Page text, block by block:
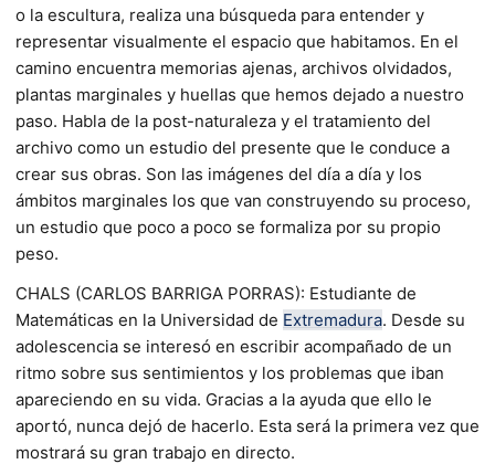
o la escultura, realiza una búsqueda para entender y
representar visualmente el espacio que habitamos. En el
camino encuentra memorias ajenas, archivos olvidados,
plantas marginales y huellas que hemos dejado a nuestro
paso. Habla de la post-naturaleza y el tratamiento del
archivo como un estudio del presente que le conduce a
crear sus obras. Son las imágenes del día a día y los
ámbitos marginales los que van construyendo su proceso,
un estudio que poco a poco se formaliza por su propio
peso.
CHALS (CARLOS BARRIGA PORRAS): Estudiante de
Matemáticas en la Universidad de Extremadura. Desde su
adolescencia se interesó en escribir acompañado de un
ritmo sobre sus sentimientos y los problemas que iban
apareciendo en su vida. Gracias a la ayuda que ello le
aportó, nunca dejó de hacerlo. Esta será la primera vez que
mostrará su gran trabajo en directo.